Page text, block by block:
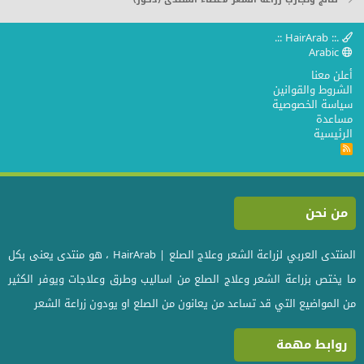
المقدمه
---------------------------------
.:: HairArab ::.
أعلن معنا
الشروط والقوانين
سياسة الخصوصية
مساعدة
الرئيسية
R
S
S
من نحن
المنتدى العربي لزراعة الشعر وعلاج الصلع | HairArab ، هو منتدى يعنى بكل
ما يختص بزراعة الشعر وعلاج الصلع من اساليب وطرق وعلاجات ويوفر الكثير
من المواضيع التي قد تساعد من يعانون من الصلع او يودون زراعة الشعر
روابط مهمة